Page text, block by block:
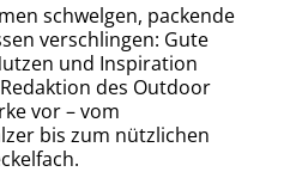
schwelgen, packende
verschlingen: Gute
und Inspiration
des Outdoor
vor – vom
bis zum nützlichen